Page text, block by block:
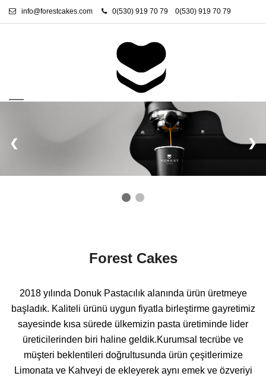
info@forestcakes.com 0(530) 919 70 79 0(530) 919 70 79
❮ ❯
Forest Cakes
2018 yılında Donuk Pastacılık alanında ürün üretmeye
başladık. Kaliteli ürünü uygun fiyatla birleştirme gayretimiz
sayesinde kısa sürede ülkemizin pasta üretiminde lider
üreticilerinden biri haline geldik.Kurumsal tecrübe ve
müşteri beklentileri doğrultusunda ürün çeşitlerimize
Limonata ve Kahveyi de ekleyerek aynı emek ve özveriyi